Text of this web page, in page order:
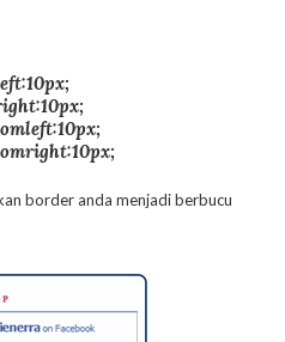
border anda menjadi berbucu